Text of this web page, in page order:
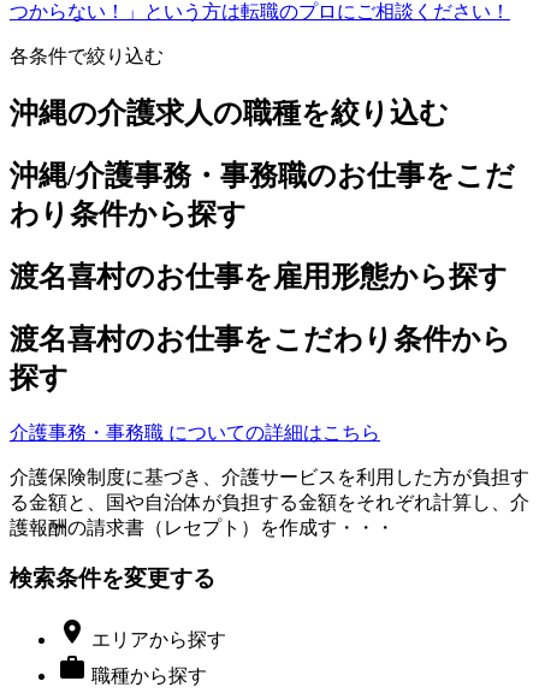
つからない！」という方は転職のプロにご相談ください！
各条件で絞り込む
沖縄の介護求人の職種を絞り込む
沖縄/介護事務・事務職のお仕事をこだ
わり条件から探す
渡名喜村のお仕事を雇用形態から探す
渡名喜村のお仕事をこだわり条件から
探す
介護事務・事務職 についての詳細はこちら
介護保険制度に基づき、介護サービスを利用した方が負担す
る金額と、国や自治体が負担する金額をそれぞれ計算し、介
護報酬の請求書（レセプト）を作成す・・・
検索条件を変更する
 エリアから探す
 職種から探す